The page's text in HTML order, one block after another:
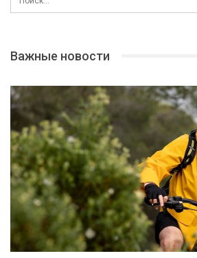
Важные новости